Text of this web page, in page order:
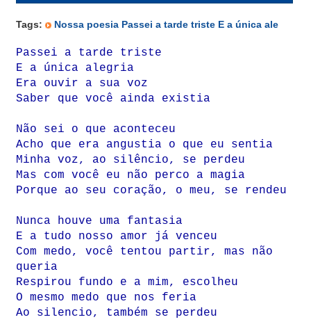
Tags: Nossa poesia Passei a tarde triste E a única ale
Passei a tarde triste
E a única alegria
Era ouvir a sua voz
Saber que você ainda existia
Não sei o que aconteceu
Acho que era angustia o que eu sentia
Minha voz, ao silêncio, se perdeu
Mas com você eu não perco a magia
Porque ao seu coração, o meu, se rendeu
Nunca houve uma fantasia
E a tudo nosso amor já venceu
Com medo, você tentou partir, mas não
queria
Respirou fundo e a mim, escolheu
O mesmo medo que nos feria
Ao silencio, também se perdeu